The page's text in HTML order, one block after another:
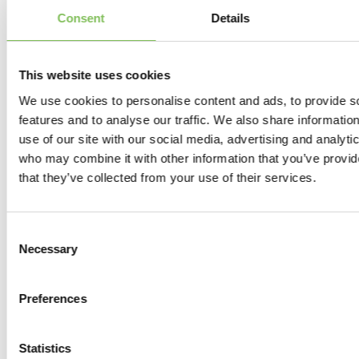
Consent Details
This website uses cookies
We use cookies to personalise content and ads, to provide
features and to analyse our traffic. We also share
use of our site with our social media, advertising and
who may combine it with other information that you’ve
that they’ve collected from your use of their services.
Selection
Necessary
Preferences
Statistics
Verder lezen